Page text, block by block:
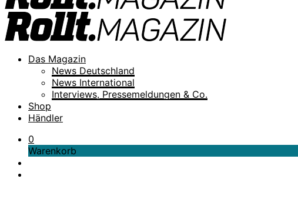
Das Magazin
News Deutschland
News International
Interviews, Pressemeldungen & Co.
Shop
Händler
0
Warenkorb